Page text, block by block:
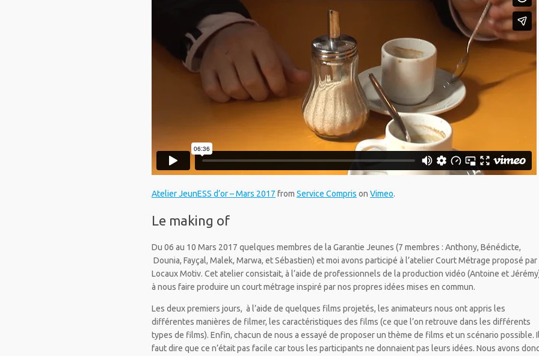
Atelier JeunESS d’or – Mars 2017 fromService Compris onVimeo.
Le making of
Du 06 au 10 Mars 2017 quelques membres de la Garantie Jeunes (7 membres : Anthony, Bénédicte,
Dounia, Fayçal, Malek, Marwa, et Sébastien) et moi avons participé à l’atelier Court Métrage proposé par
Locaux Motiv. Cet atelier consistait, à l’aide de professionnels de la production vidéo (Antoine et
à nous faire produire un court métrage inspiré par nos propres idées mises en commun.
Les deux premiers jours, à l’aide de quelques films projetés, les animateurs nous ont appris les
différentes manières de filmer, les caractéristiques des films (ce que l’on retrouve dans les différents
types de films). Enfin, chacun de nous a essayé de proposer un thème de films et un scénario possible.
faut dire que ce n’était pas facile car tous les participants ne donnaient pas leurs idées. Nous avons